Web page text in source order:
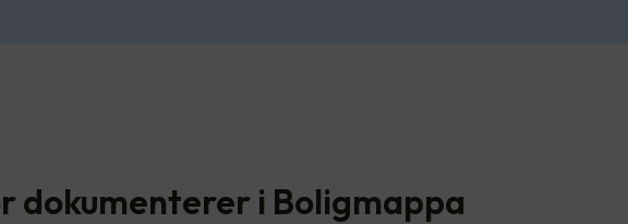
dokumenterer i Boligmappa